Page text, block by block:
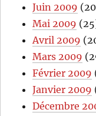
Juin 2009
Mai 2009
Avril 2009
Mars 2009
Février 2009
Janvier 2009
Décembre